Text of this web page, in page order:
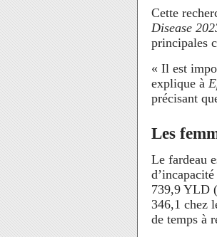
Cette
Disease
principales
« Il est
explique à
précisant
Les
Le fardeau
739,9 YLD
346,1 chez
de temps à